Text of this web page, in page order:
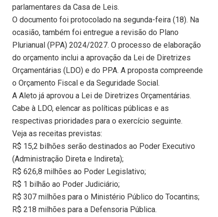
parlamentares da Casa de Leis.
O documento foi protocolado na segunda-feira (18). Na
ocasião, também foi entregue a revisão do Plano
Plurianual (PPA) 2024/2027. O processo de elaboração
do orçamento inclui a aprovação da Lei de Diretrizes
Orçamentárias (LDO) e do PPA. A proposta compreende
o Orçamento Fiscal e da Seguridade Social.
A Aleto já aprovou a Lei de Diretrizes Orçamentárias.
Cabe à LDO, elencar as políticas públicas e as
respectivas prioridades para o exercício seguinte.
Veja as receitas previstas:
R$ 15,2 bilhões serão destinados ao Poder Executivo
(Administração Direta e Indireta);
R$ 626,8 milhões ao Poder Legislativo;
R$ 1 bilhão ao Poder Judiciário;
R$ 307 milhões para o Ministério Público do Tocantins;
R$ 218 milhões para a Defensoria Pública.